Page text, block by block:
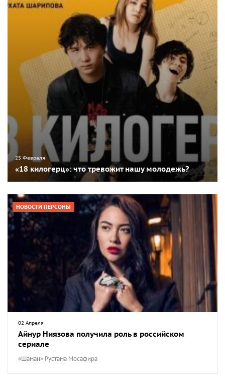
25 Февраля
«18 килогерц»: что тревожит нашу молодежь?
НОВОСТИ ПЕРСОНЫ
02 Апреля
Айнур Ниязова получила роль в российском
сериале
«Шаман» Рустама Мосафира